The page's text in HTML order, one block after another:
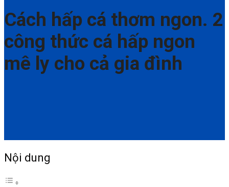
Cách hấp cá thơm ngon. 2
công thức cá hấp ngon
mê ly cho cả gia đình
Nội dung